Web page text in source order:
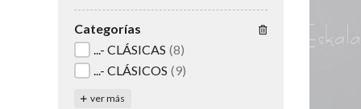
Categorías
...- CLÁSICAS (8)
...- CLÁSICOS (9)
ver más